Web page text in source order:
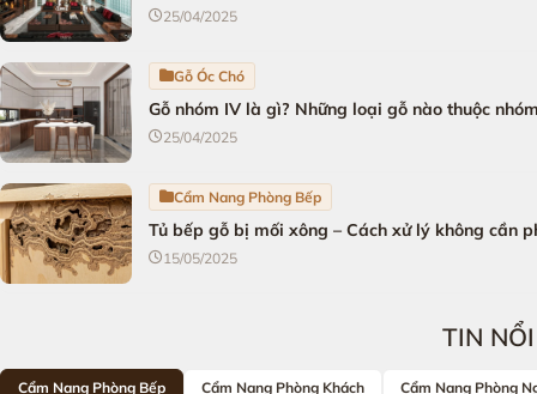
25/04/2025
Gỗ nhóm IV là gì? Những loại gỗ nào thuộc
Gỗ Óc Chó
25/04/2025
Tủ bếp gỗ bị mối xông – Cách xử lý không cần
Cẩm Nang Phòng Bếp
15/05/2025
TIN
Cẩm Nang Phòng Bếp Cẩm Nang Phòng Khách Cẩm Nang Phòng